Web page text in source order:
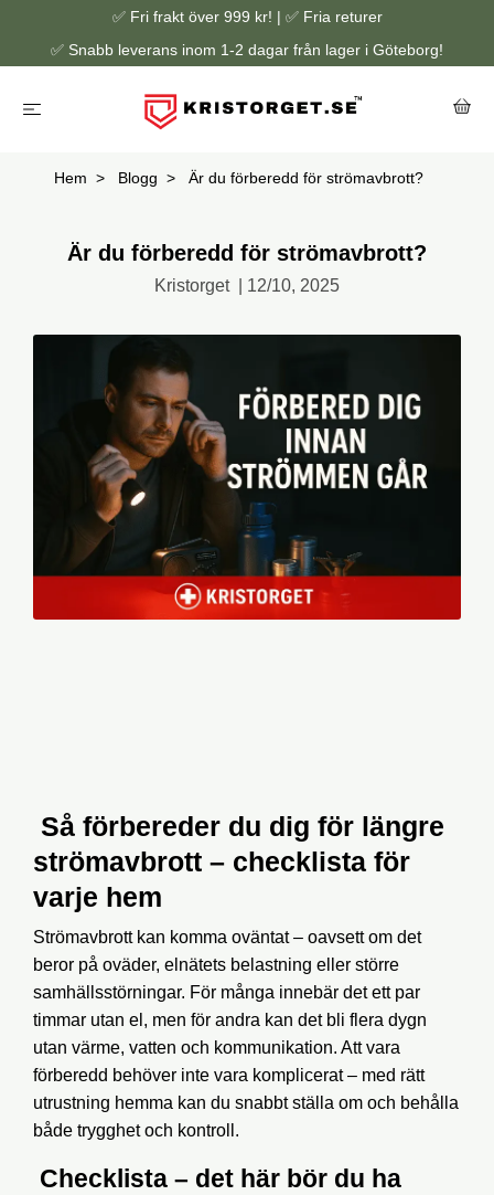
✅ Fri frakt över 999 kr! | ✅ Fria returer
✅ Snabb leverans inom 1-2 dagar från lager i Göteborg!
Hem Blogg Är du förberedd för strömavbrott?
Är du förberedd för strömavbrott?
Kristorget 12/10, 2025
Så förbereder du dig för längre
strömavbrott – checklista för
varje hem
Strömavbrott kan komma oväntat – oavsett om det
beror på oväder, elnätets belastning eller större
samhällsstörningar. För många innebär det ett par
timmar utan el, men för andra kan det bli flera dygn
utan värme, vatten och kommunikation. Att vara
förberedd behöver inte vara komplicerat – med rätt
utrustning hemma kan du snabbt ställa om och behålla
både trygghet och kontroll.
Checklista – det här bör du ha